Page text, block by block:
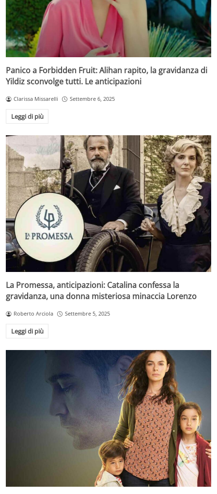
Panico a Forbidden Fruit: Alihan rapito, la gravidanza di
Yildiz sconvolge tutti. Le anticipazioni
Clarissa Missarelli Settembre 6, 2025
Leggi di più
La Promessa, anticipazioni: Catalina confessa la
gravidanza, una donna misteriosa minaccia Lorenzo
Roberto Arciola Settembre 5, 2025
Leggi di più